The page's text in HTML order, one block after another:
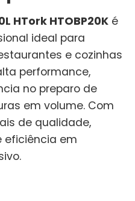
HTork HTOBP20K é
ideal para
e cozinhas
performance,
no preparo de
em volume. Com
de qualidade,
eficiência em